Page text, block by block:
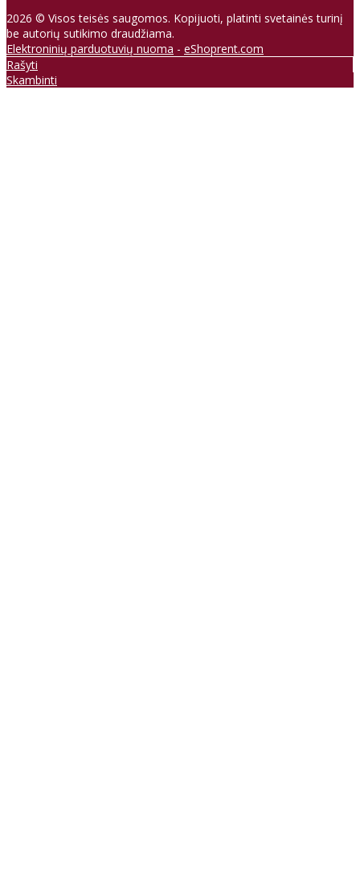
2026 © Visos teisės saugomos. Kopijuoti, platinti svetainės turinį
be autorių sutikimo draudžiama.
Elektroninių parduotuvių nuoma - eShoprent.com
Rašyti
Skambinti